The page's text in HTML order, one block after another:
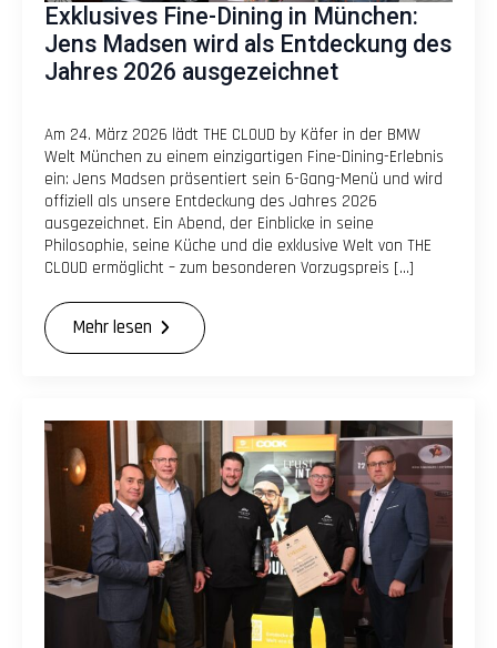
Exklusives Fine-Dining in München:
Jens Madsen wird als Entdeckung des
Jahres 2026 ausgezeichnet
Am 24. März 2026 lädt THE CLOUD by Käfer in der BMW
Welt München zu einem einzigartigen Fine-Dining-Erlebnis
ein: Jens Madsen präsentiert sein 6-Gang-Menü und wird
offiziell als unsere Entdeckung des Jahres 2026
ausgezeichnet. Ein Abend, der Einblicke in seine
Philosophie, seine Küche und die exklusive Welt von THE
CLOUD ermöglicht – zum besonderen Vorzugspreis […]
Mehr lesen